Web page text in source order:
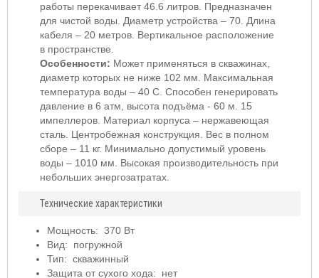
работы перекачивает 46.6 литров. Предназначен
для чистой воды. Диаметр устройства – 70. Длина
кабеля – 20 метров. Вертикальное расположение
в пространстве.
Особенности: Может применяться в скважинах,
диаметр которых не ниже 102 мм. Максимальная
температура воды – 40 С. Способен генерировать
давление в 6 атм, высота подъёма - 60 м. 15
импеллеров. Материал корпуса – нержавеющая
сталь. Центробежная конструкция. Вес в полном
сборе – 11 кг. Минимально допустимый уровень
воды – 1010 мм. Высокая производительность при
небольших энергозатратах.
Технические характеристики
Мощность: 370 Вт
Вид: погружной
Тип: скважинный
Защита от сухого хода: нет